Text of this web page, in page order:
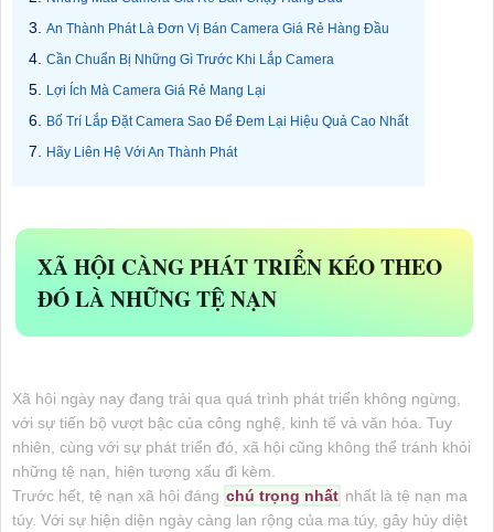
An Thành Phát Là Đơn Vị Bán Camera Giá Rẻ Hàng Đầu
Cần Chuẩn Bị Những Gì Trước Khi Lắp Camera
Lợi Ích Mà Camera Giá Rẻ Mang Lại
Bố Trí Lắp Đặt Camera Sao Để Đem Lại Hiệu Quả Cao Nhất
Hãy Liên Hệ Với An Thành Phát
XÃ HỘI CÀNG PHÁT TRIỂN KÉO THEO
ĐÓ LÀ NHỮNG TỆ NẠN
Xã hội ngày nay đang trải qua quá trình phát triển không ngừng,
với sự tiến bộ vượt bậc của công nghệ, kinh tế và văn hóa. Tuy
nhiên, cùng với sự phát triển đó, xã hội cũng không thể tránh khỏi
những tệ nạn, hiện tượng xấu đi kèm.
Trước hết, tệ nạn xã hội đáng chú trọng nhất nhất là tệ nạn ma
túy. Với sự hiện diện ngày càng lan rộng của ma túy, gây hủy diệt